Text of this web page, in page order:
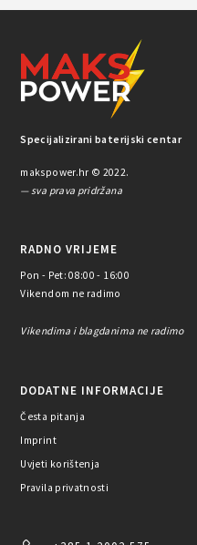
Specijalizirani baterijski centar
makspower.hr © 2022.
— sva prava pridržana
RADNO VRIJEME
Pon - Pet: 08:00 - 16:00
Vikendom ne radimo
Vikendima i blagdanima ne radimo
DODATNE INFORMACIJE
Česta pitanja
Imprint
Uvjeti korištenja
Pravila privatnosti